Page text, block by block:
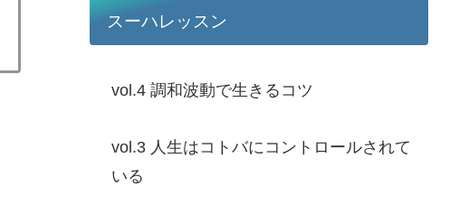
スーハレッスン
vol.4 調和波動で生きるコツ
vol.3 人生はコトバにコントロールされて
いる